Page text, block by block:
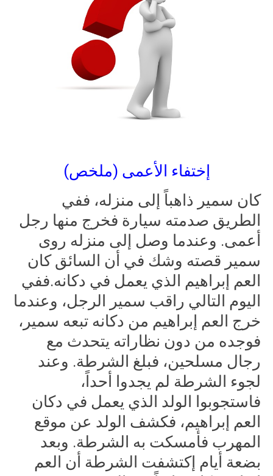
إختفاء الأعمى (ملخص)
كان سمير ذاهباً إلى منزله، ففي
الطريق صدمته سيارة فخرج منها رجل
أعمى. وعندما وصل إلى منزله روى
سمير قصته وشك في أن السائق كان
العم إبراهيم الذي يعمل في دكانه.ففي
اليوم التالي راقب سمير الرجل، وعندما
خرج العم إبراهيم من دكانه تبعه سمير،
فوجده من دون نظاراته يتحدث مع
رجال مسلحين، فبلغ الشرطة. وعند
لجوء الشرطة لم يجدوا أحداً،
فاستجوبوا الولد الذي يعمل في دكان
العم إبراهيم، فكشف الولد عن موقع
المهرب فأمسكت به الشرطة. وبعد
بضعة أيام إكتشفت الشرطة أن العم